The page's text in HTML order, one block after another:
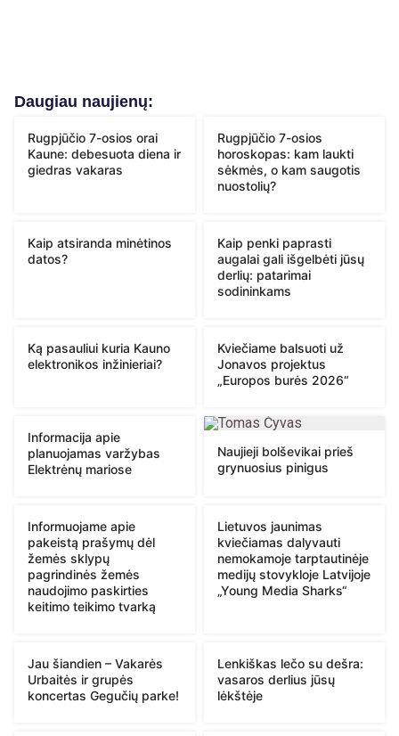
Daugiau naujienų:
Rugpjūčio 7-osios orai
Kaune: debesuota diena ir
giedras vakaras
Rugpjūčio 7-osios
horoskopas: kam laukti
sėkmės, o kam saugotis
nuostolių?
Kaip atsiranda minėtinos
datos?
Kaip penki paprasti
augalai gali išgelbėti jūsų
derlių: patarimai
sodininkams
Ką pasauliui kuria Kauno
elektronikos inžinieriai?
Kviečiame balsuoti už
Jonavos projektus
„Europos burės 2026“
Informacija apie
planuojamas varžybas
Elektrėnų mariose
Naujieji bolševikai prieš
grynuosius pinigus
Informuojame apie
pakeistą prašymų dėl
žemės sklypų
pagrindinės žemės
naudojimo paskirties
keitimo teikimo tvarką
Lietuvos jaunimas
kviečiamas dalyvauti
nemokamoje tarptautinėje
medijų stovykloje Latvijoje
„Young Media Sharks“
Jau šiandien – Vakarės
Urbaitės ir grupės
koncertas Gegučių parke!
Lenkiškas lečo su dešra:
vasaros derlius jūsų
lėkštėje